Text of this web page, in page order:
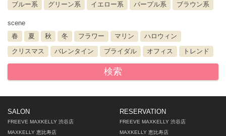
ブルー系
グリーン系 イエロー系 パープル系 ブラウン系
scene
春
夏 秋 冬 フラワー マリン
ハロウィン
クリスマス
バレンタイン ブライダル オフィス トレンド
検索
SALON
FREEVE MAXKELLY 渋谷店
MAXKELLY 恵比寿店
RESERVATION
FREEVE MAXKELLY 渋谷店
MAXKELLY 恵比寿店